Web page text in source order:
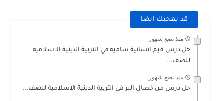
قد يعجبك ايضا
منذ بضع شهور
حل درس قيم انسانية سامية في التربية الدينية الاسلامية
للصف...
منذ بضع شهور
حل درس من خصال البر في التربية الدينية الاسلامية للصف...